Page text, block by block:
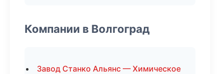
Компании в Волгоград
Завод Станко Альянс — Химическое